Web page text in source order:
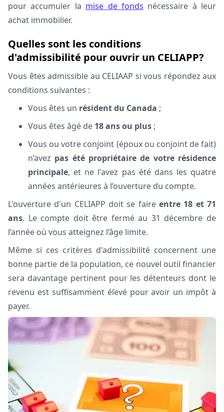
pour accumuler la mise de fonds nécessaire à leur
achat immobilier.
Quelles sont les conditions
d'admissibilité pour ouvrir un CELIAPP?
Vous êtes admissible au CELIAAP si vous répondez aux
conditions suivantes :
Vous êtes un résident du Canada ;
Vous êtes âgé de 18 ans ou plus;
Vous ou votre conjoint (époux ou conjoint de fait)
n’avez pas été propriétaire de votre résidence
principale, et ne l'avez pas été dans les quatre
années antérieures à l’ouverture du compte.
L'ouverture d'un CELIAPP doit se faire entre 18 et 71
ans. Le compte doit être fermé au 31 décembre de
l’année où vous atteignez l’âge limite.
Même si ces critères d'admissibilité concernent une
bonne partie de la population, ce nouvel outil financier
sera davantage pertinent pour les détenteurs dont le
revenu est suffisamment élevé pour avoir un impôt à
payer.